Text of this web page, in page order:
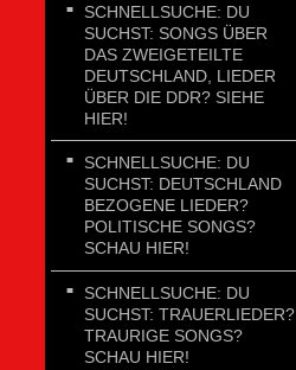
SCHNELLSUCHE: DU
SUCHST: SONGS ÜBER
DAS ZWEIGETEILTE
DEUTSCHLAND, LIEDER
ÜBER DIE DDR? SIEHE
HIER!
SCHNELLSUCHE: DU
SUCHST: DEUTSCHLAND
BEZOGENE LIEDER?
POLITISCHE SONGS?
SCHAU HIER!
SCHNELLSUCHE: DU
SUCHST: TRAUERLIEDER?
TRAURIGE SONGS?
SCHAU HIER!